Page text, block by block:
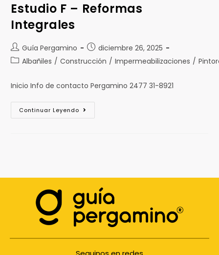
Estudio F – Reformas
Integrales
Guía Pergamino
diciembre 26, 2025
Albañiles / Construcción / Impermeabilizaciones /
Inicio Info de contacto Pergamino 2477 31-8921
Continuar Leyendo